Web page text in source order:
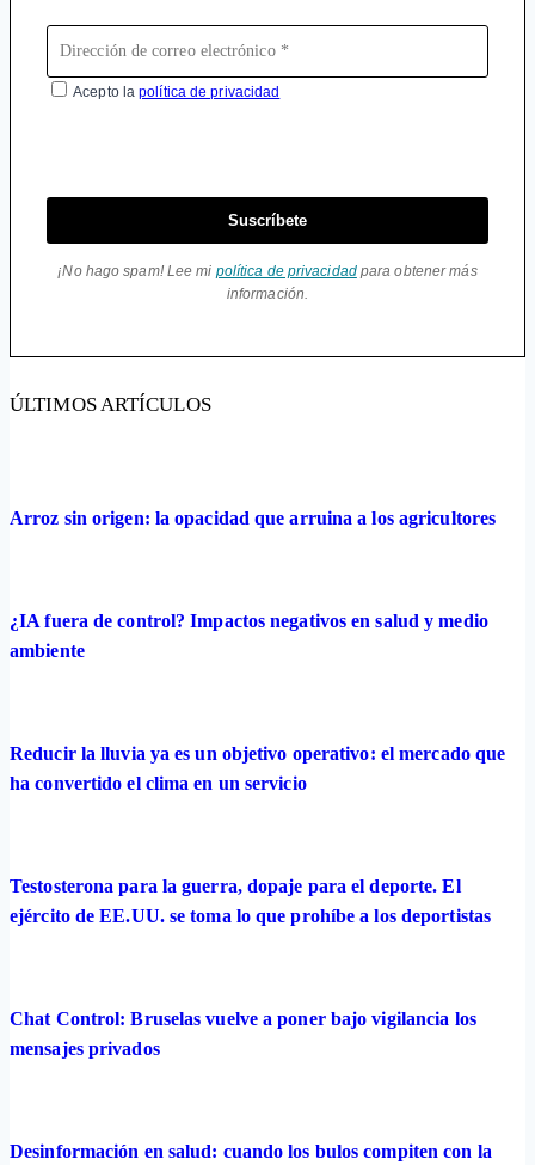
Acepto lapolítica de privacidad
Suscríbete
¡No hago spam! Lee mi política de privacidadpara obtener más
información.
ÚLTIMOS ARTÍCULOS
Arroz sin origen: la opacidad que arruina a los agricultores
¿IA fuera de control? Impactos negativos en salud y medio
ambiente
Reducir la lluvia ya es un objetivo operativo: el mercado que
ha convertido el clima en un servicio
Testosterona para la guerra, dopaje para el deporte. El
ejército de EE.UU. se toma lo que prohíbe a los deportistas
Chat Control: Bruselas vuelve a poner bajo vigilancia los
mensajes privados
Desinformación en salud: cuando los bulos compiten con la